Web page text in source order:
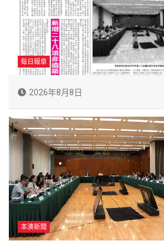
每日報章
2026年8月8日
本澳新聞